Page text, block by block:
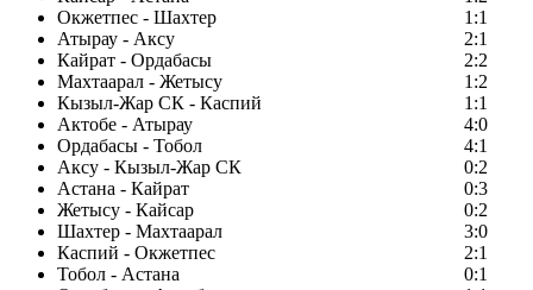
Окжетпес - Шахтер
1:1
Атырау - Аксу
2:1
Кайрат - Ордабасы
2:2
Махтаарал - Жетысу
1:2
Кызыл-Жар СК - Каспий
1:1
Актобе - Атырау
4:0
Ордабасы - Тобол
4:1
Аксу - Кызыл-Жар СК
0:2
Астана - Кайрат
0:3
Жетысу - Кайсар
0:2
Шахтер - Махтаарал
3:0
Каспий - Окжетпес
2:1
Тобол - Астана
0:1